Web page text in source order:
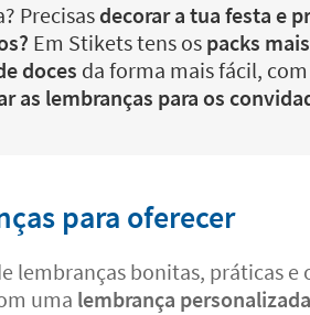
Precisas decorar a tua festa e
Em Stikets tens os packs
doces da forma mais fácil, com
as lembranças para os
para oferecer
lembranças bonitas, práticas
uma lembrança